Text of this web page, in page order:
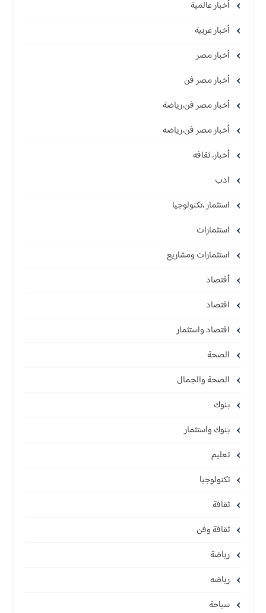
أخبار عالمية
أخبار عربية
أخبار مصر
أخبار مصر فن
أخبار مصر فن،رياضة
أخبار مصر فن،رياضه
أخبار، ثقافه
ادب
استثمار ،تكنولوجيا
استثمارات
استثمارات ومشاريع
أقتصاد
اقتصاد
اقتصاد واستثمار
الصحة
الصحة والجمال
بنوك
بنوك واستثمار
تعليم
تكنولوجيا
ثقافة
ثقافة وفن
رياضة
رياضه
سياحة